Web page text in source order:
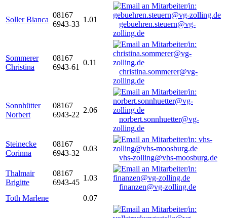
Soller Bianca
08167
6943-33
1.01
gebuehren.steuern@vg-
zolling.de
Sommerer
Christina
08167
6943-61
0.11
christina.sommerer@vg-
zolling.de
Sonnhütter
Norbert
08167
6943-22
2.06
norbert.sonnhuetter@vg-
zolling.de
Steinecke
Corinna
08167
6943-32
0.03
vhs-zolling@vhs-moosburg.de
Thalmair
Brigitte
08167
6943-45
1.03
finanzen@vg-zolling.de
Toth Marlene
0.07